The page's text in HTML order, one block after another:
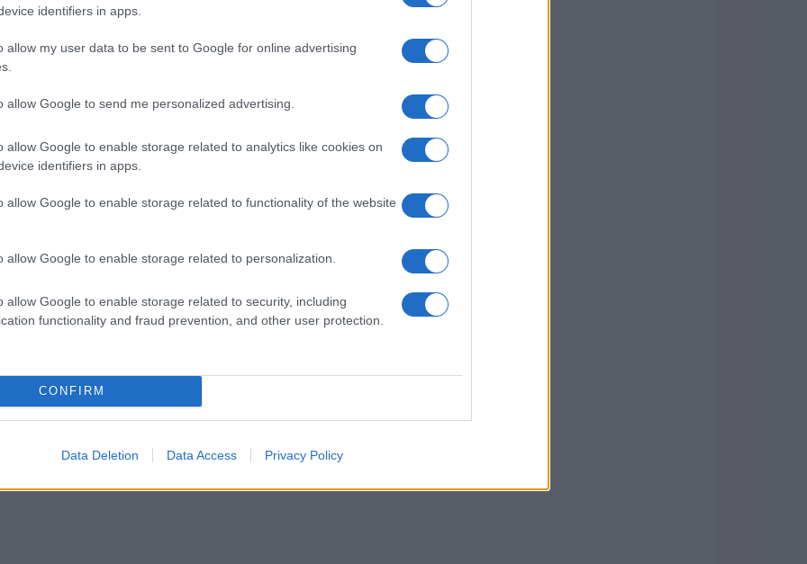
identifiers in apps.
allow my user data to be sent to Google for online advertising
allow Google to send me personalized advertising.
allow Google to enable storage related to analytics like cookies on
identifiers in apps.
allow Google to enable storage related to functionality of the website
allow Google to enable storage related to personalization.
allow Google to enable storage related to security, including
functionality and fraud prevention, and other user protection.
CONFIRM
Data Deletion Data Access Privacy Policy
è un simbolo di design e comfort che ha
negli anni ’50, questa poltrona è tornata sul
fascino originale. Con un perfetto equilibrio
si è affermata come una delle scelte
STRANDMON è la sua versatilità.
dal giallo ocra al grigio, questa
diversi. Inoltre, il design della poltrona
grazie alle sue federe
l’aspetto della poltrona in base alla